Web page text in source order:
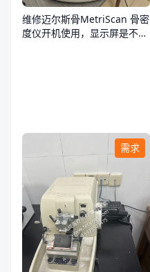
维修迈尔斯骨MetriScan 骨密
度仪开机使用，显示屏是不
需求